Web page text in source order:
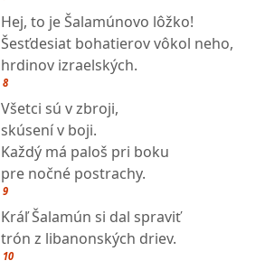
Hej, to je Šalamúnovo lôžko!
Šesťdesiat bohatierov vôkol neho,
hrdinov izraelských.
8
Všetci sú v zbroji,
skúsení v boji.
Každý má paloš pri boku
pre nočné postrachy.
9
Kráľ Šalamún si dal spraviť
trón z libanonských driev.
10